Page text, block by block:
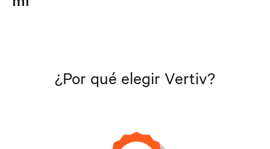
¿Por qué elegir Vertiv?